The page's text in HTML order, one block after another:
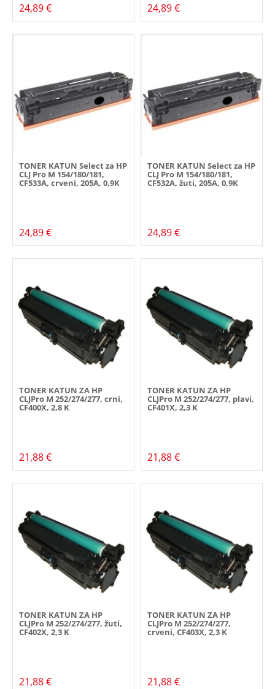
24,89 € 24,89 €
TONER KATUN Select za HP
CLJ Pro M 154/180/181,
CF533A, crveni, 205A, 0,9K
24,89 €
TONER KATUN Select za HP
CLJ Pro M 154/180/181,
CF532A, žuti, 205A, 0,9K
24,89 €
TONER KATUN ZA HP
CLJPro M 252/274/277, crni,
CF400X, 2,8 K
21,88 €
TONER KATUN ZA HP
CLJPro M 252/274/277, plavi,
CF401X, 2,3 K
21,88 €
TONER KATUN ZA HP
CLJPro M 252/274/277, žuti,
CF402X, 2,3 K
21,88 €
TONER KATUN ZA HP
CLJPro M 252/274/277,
crveni, CF403X, 2,3 K
21,88 €